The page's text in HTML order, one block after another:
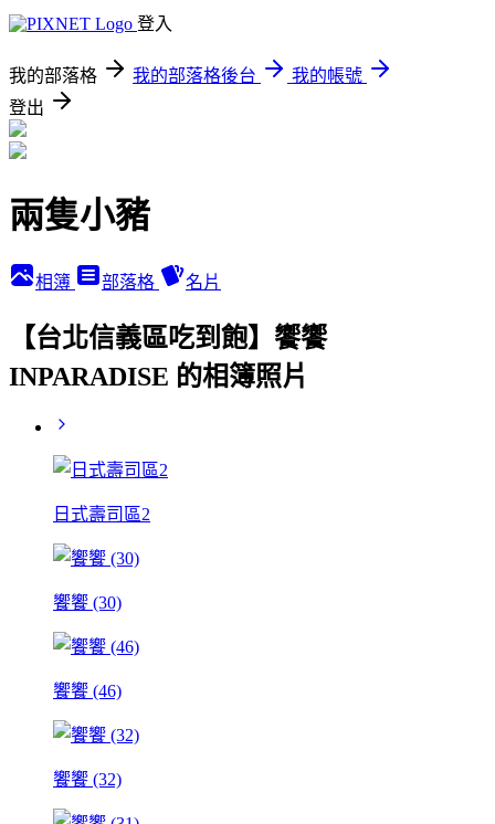
登入
我的部落格 我的部落格後台
我的帳號
登出
兩隻小豬
相簿 部落格 名片
【台北信義區吃到飽】饗饗
INPARADISE 的相簿照片
日式壽司區2
饗饗 (30)
饗饗 (46)
饗饗 (32)